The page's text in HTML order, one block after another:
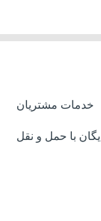
خدمات مشتریان
با حمل و نقل